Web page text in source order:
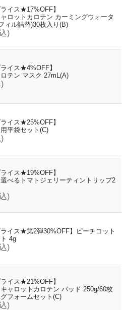
ライス★17%OFF】
ャロットカロテン カーミングウォータ
ィル詰替)30枚入り(B)
)
ライス★4%OFF】
テン マスク 27mL(A)
ライス★25%OFF】
平袋セット(C)
ライス★19%OFF】
選べるトマトジェリーティントリップ2
)
ライス★第2弾30%OFF】ピーチコット
4g
)
ライス★21%OFF】
キャロットカロテン パッド 250g/60枚
フォームセット(C)
)